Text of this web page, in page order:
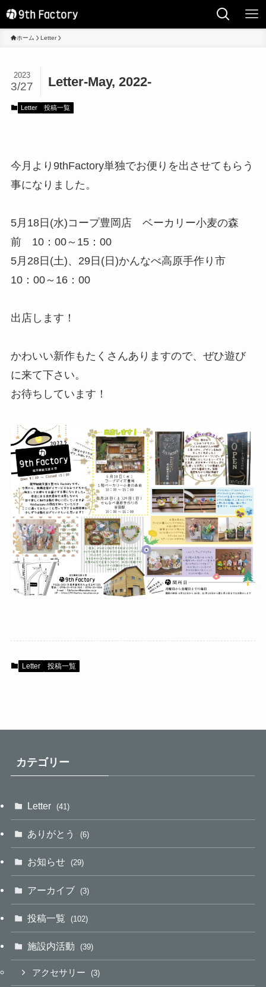
ホーム Letter
Letter-May, 2022-
2023
3/27
Letter 投稿一覧
今月より9thFactory単独でお便りを出させてもらう
事になりました。
5月18日(水)コープ豊岡店 ベーカリー小麦の森
前 10：00～15：00
5月28日(土)、29日(日)かんなべ高原手作り市
10：00～16：00
出店します！
かわいい新作もたくさんありますので、ぜひ遊び
に来て下さい。
お待ちしています！
Letter 投稿一覧
カテゴリー
Letter (41)
ありがとう (6)
お知らせ (29)
アーカイブ (3)
投稿一覧 (102)
施設内活動 (39)
アクセサリー (3)